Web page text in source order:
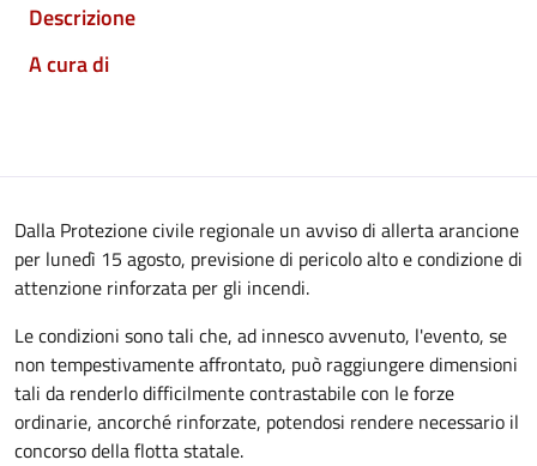
Descrizione
A cura di
Dalla Protezione civile regionale un avviso di allerta arancione
per lunedì 15 agosto, previsione di pericolo alto e condizione di
attenzione rinforzata per gli incendi.
Le condizioni sono tali che, ad innesco avvenuto, l'evento, se
non tempestivamente affrontato, può raggiungere dimensioni
tali da renderlo difficilmente contrastabile con le forze
ordinarie, ancorché rinforzate, potendosi rendere necessario il
concorso della flotta statale.